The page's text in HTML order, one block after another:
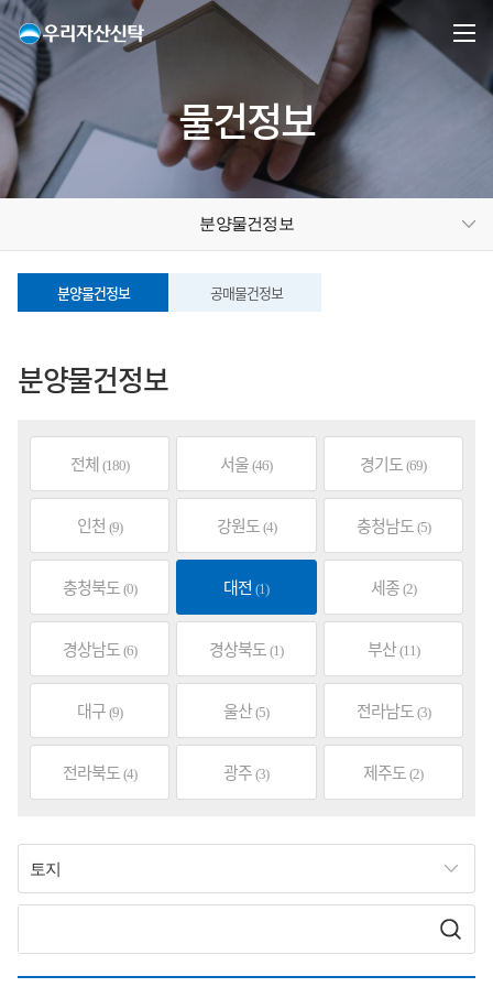
물건정보
분양물건정보
분양물건정보 공매물건정보
분양물건정보
전체 (180) 서울 (46) 경기도 (69)
인천 (9) 강원도 (4) 충청남도 (5)
충청북도 (0) 대전 (1) 세종 (2)
경상남도 (6) 경상북도 (1) 부산 (11)
대구 (9) 울산 (5) 전라남도 (3)
전라북도 (4) 광주 (3) 제주도 (2)
토지